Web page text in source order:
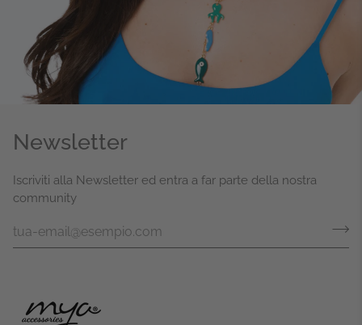
Newsletter
Iscriviti alla Newsletter ed entra a far parte della nostra
community